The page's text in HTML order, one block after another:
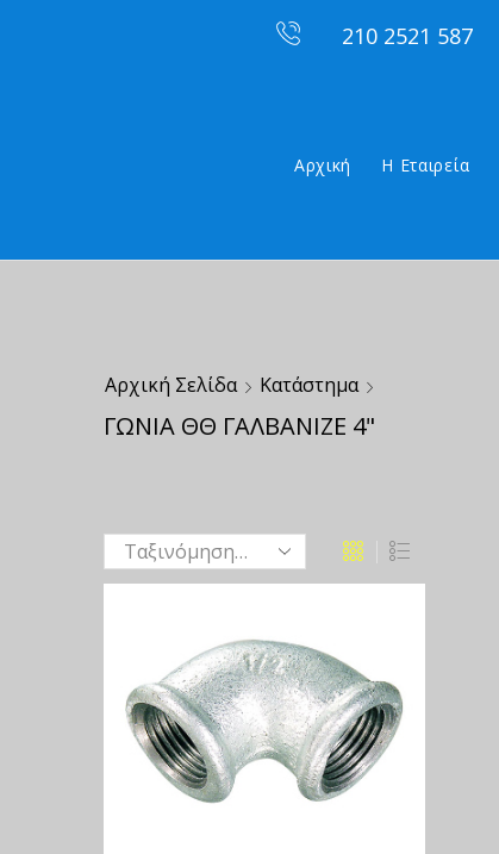
210 2521 587
Αρχική Η Εταιρεία
Αρχική Σελίδα Κατάστημα
ΓΩΝΙΑ ΘΘ ΓΑΛΒΑΝΙΖΕ 4"